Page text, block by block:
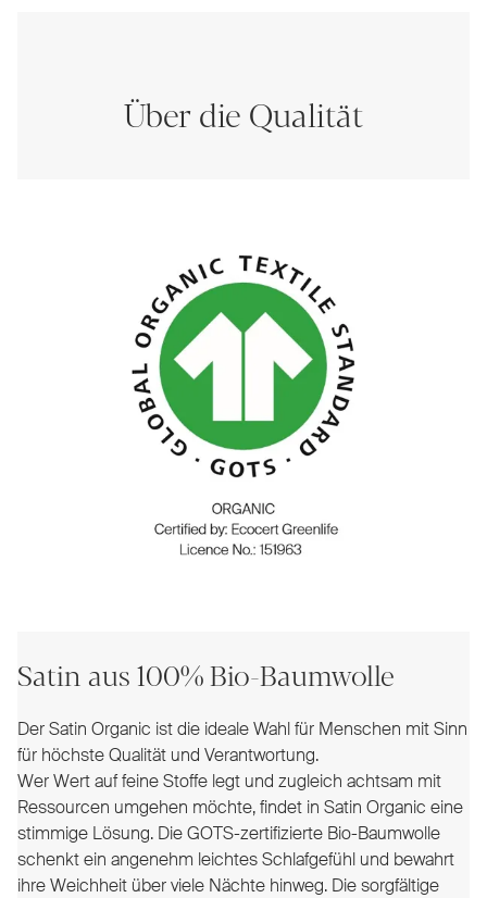
Über die Qualität
Satin aus 100% Bio-Baumwolle
Der Satin Organic ist die ideale Wahl für Menschen mit Sinn
für höchste Qualität und Verantwortung.
Wer Wert auf feine Stoffe legt und zugleich achtsam mit
Ressourcen umgehen möchte, findet in Satin Organic eine
stimmige Lösung. Die GOTS-zertifizierte Bio-Baumwolle
schenkt ein angenehm leichtes Schlafgefühl und bewahrt
ihre Weichheit über viele Nächte hinweg. Die sorgfältige